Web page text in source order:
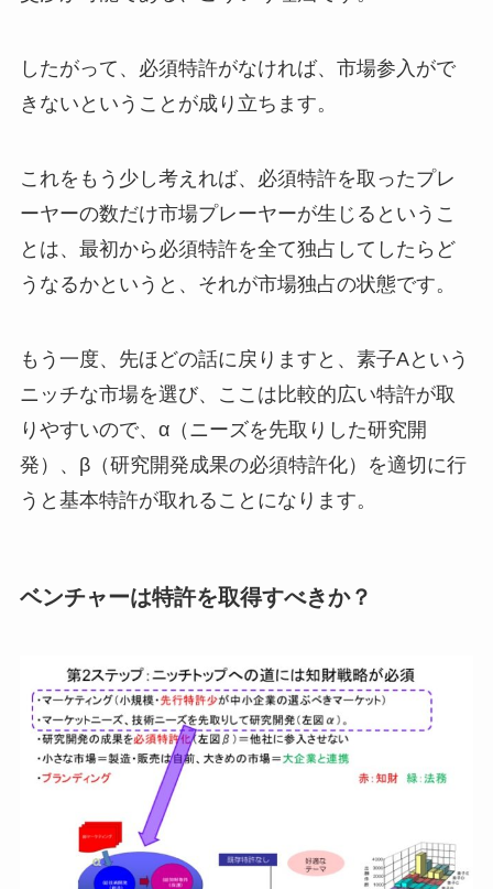
したがって、必須特許がなければ、市場参入がで
きないということが成り立ちます。
これをもう少し考えれば、必須特許を取ったプレ
ーヤーの数だけ市場プレーヤーが生じるというこ
とは、最初から必須特許を全て独占してしたらど
うなるかというと、それが市場独占の状態です。
もう一度、先ほどの話に戻りますと、素子Aという
ニッチな市場を選び、ここは比較的広い特許が取
りやすいので、α（ニーズを先取りした研究開
発）、β（研究開発成果の必須特許化）を適切に行
うと基本特許が取れることになります。
ベンチャーは特許を取得すべきか？